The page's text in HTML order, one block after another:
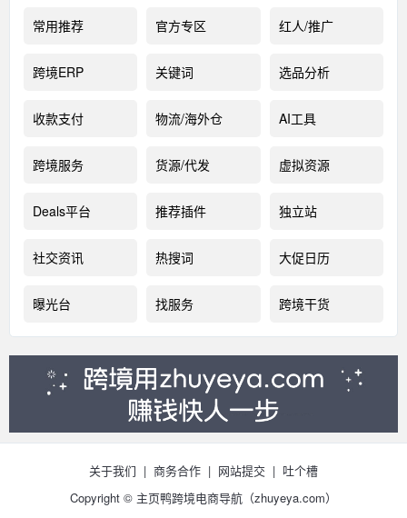
常用推荐 官方专区 红人/推广
跨境ERP 关键词 选品分析
收款支付 物流/海外仓 AI工具
跨境服务 货源/代发 虚拟资源
Deals平台 推荐插件 独立站
社交资讯 热搜词 大促日历
曝光台 找服务 跨境干货
关于我们 | 商务合作 | 网站提交 | 吐个槽
Copyright © 主页鸭跨境电商导航（zhuyeya.com）